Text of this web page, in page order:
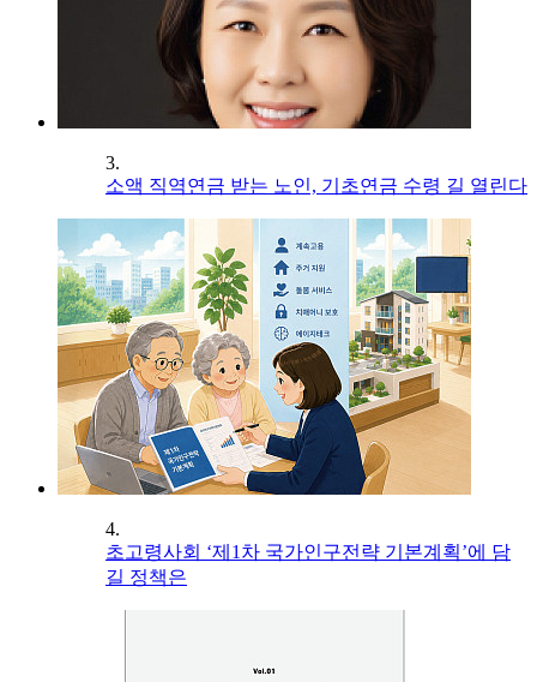
3.
소액 직역연금 받는 노인, 기초연금 수령 길 열린다
4.
초고령사회 ‘제1차 국가인구전략 기본계획’에 담
길 정책은